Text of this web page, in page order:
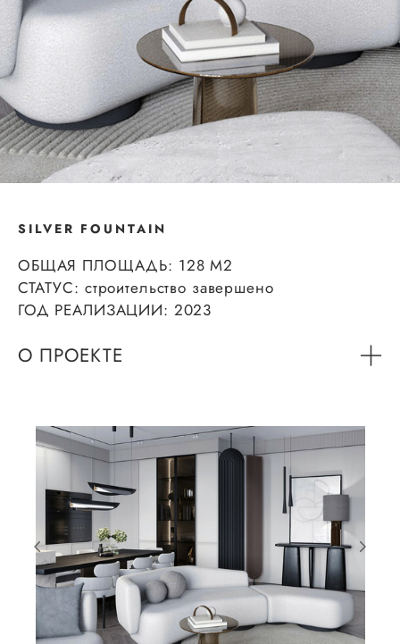
SILVER FOUNTAIN
ОБЩАЯ ПЛОЩАДЬ: 128 М2
СТАТУС: строительство завершено
ГОД РЕАЛИЗАЦИИ: 2023
О ПРОЕКТЕ